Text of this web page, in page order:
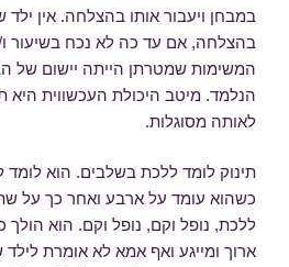
במבחן ויעבור אותו בהצלחה. אין ילד
בהצלחה, אם עד כה לא נכח בשיעור
המשימות שמטרתן הייתה יישום של
הנלמד. מיטב היכולת העכשווית היא
לאותה מסוגלות.
תינוק לומד ללכת בשלבים. הוא לומד
כשהוא עומד על ארבע ואחר כך על
ללכת, נופל וקם, נופל וקם. הוא הולך
ארוך ומייגע ואף אמא לא אומרת